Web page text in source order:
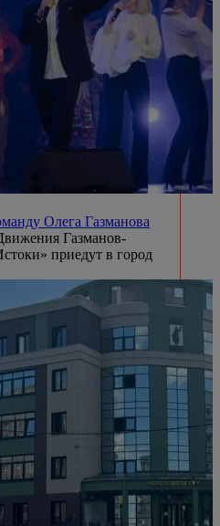
Олега Газманова
Газманов-
приедут в город